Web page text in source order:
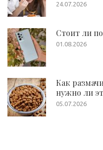
24.07.2026
Стоит ли
01.08.2026
Как
нужно ли
05.07.2026